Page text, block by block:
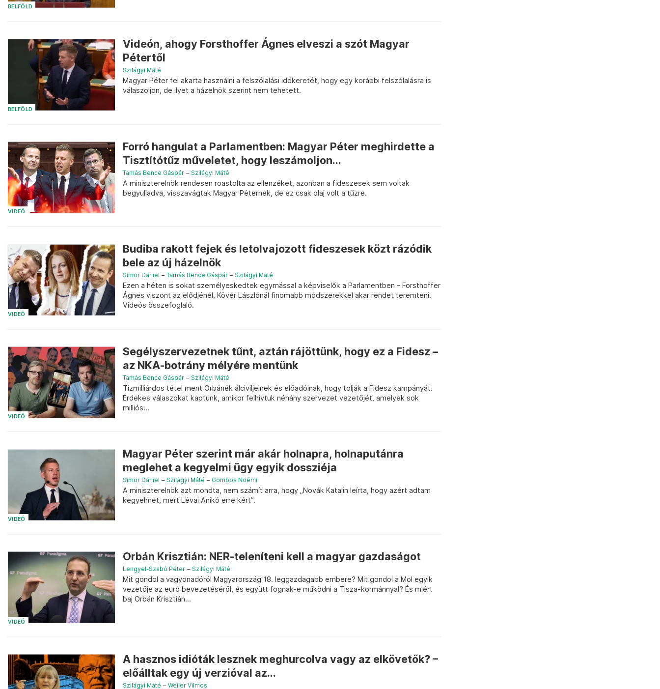
BELFÖLD
BELFÖLD
Videón, ahogy Forsthoffer Ágnes elveszi a szót Magyar
Pétertől
Szilágyi Máté
Magyar Péter fel akarta használni a felszólalási időkeretét, hogy egy korábbi felszólalásra is
válaszoljon, de ilyet a házelnök szerint nem tehetett.
VIDEÓ
Forró hangulat a Parlamentben: Magyar Péter meghirdette a
Tisztítótűz műveletet, hogy leszámoljon...
Tamás Bence Gáspár – Szilágyi Máté
A miniszterelnök rendesen roastolta az ellenzéket, azonban a fideszesek sem voltak
begyulladva, visszavágtak Magyar Péternek, de ez csak olaj volt a tűzre.
VIDEÓ
Budiba rakott fejek és letolvajozott fideszesek közt rázódik
bele az új házelnök
Simor Dániel – Tamás Bence Gáspár – Szilágyi Máté
Ezen a héten is sokat személyeskedtek egymással a képviselők a Parlamentben – Forsthoffer
Ágnes viszont az elődjénél, Kövér Lászlónál finomabb módszerekkel akar rendet teremteni.
Videós összefoglaló.
VIDEÓ
Segélyszervezetnek tűnt, aztán rájöttünk, hogy ez a Fidesz –
az NKA-botrány mélyére mentünk
Tamás Bence Gáspár – Szilágyi Máté
Tízmilliárdos tétel ment Orbánék álciviljeinek és előadóinak, hogy tolják a Fidesz kampányát.
Érdekes válaszokat kaptunk, amikor felhívtuk néhány szervezet vezetőjét, amelyek sok
milliós...
VIDEÓ
Magyar Péter szerint már akár holnapra, holnaputánra
meglehet a kegyelmi ügy egyik dossziéja
Simor Dániel – Szilágyi Máté – Gombos Noémi
A miniszterelnök azt mondta, nem számít arra, hogy „Novák Katalin leírta, hogy azért adtam
kegyelmet, mert Lévai Anikó erre kért”.
VIDEÓ
Orbán Krisztián: NER-teleníteni kell a magyar gazdaságot
Lengyel-Szabó Péter – Szilágyi Máté
Mit gondol a vagyonadóról Magyarország 18. leggazdagabb embere? Mit gondol a Mol egyik
vezetője az euró bevezetéséről, és együtt fognak-e működni a Tisza-kormánnyal? És miért
baj Orbán Krisztián...
A hasznos idióták lesznek meghurcolva vagy az elkövetők? –
előálltak egy új verzióval az...
Szilágyi Máté – Weiler Vilmos